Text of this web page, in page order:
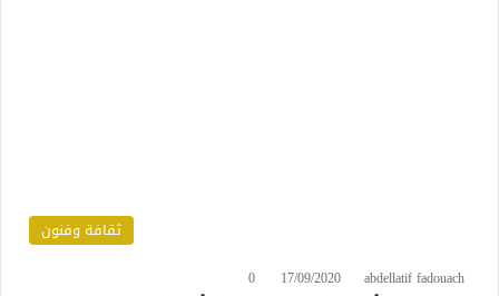
ثقافة وفنون
abdellatif fadouach
17/09/2020
0